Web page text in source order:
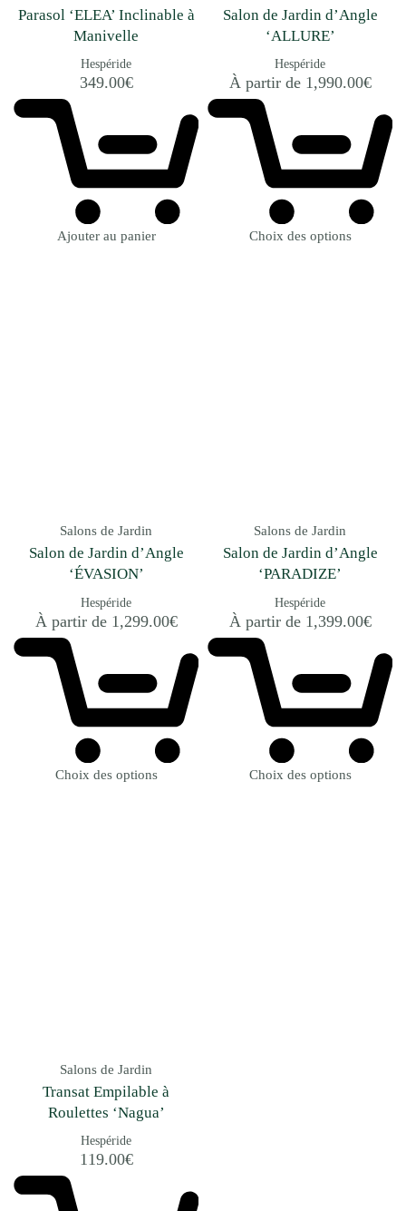
Parasol ‘ELEA’ Inclinable à
Manivelle
Hespéride
349.00€
Ajouter au panier
Salon de Jardin d’Angle
‘ALLURE’
Hespéride
À partir de 1,990.00€
Choix des options
Salons de Jardin
Salon de Jardin d’Angle
‘ÉVASION’
Hespéride
À partir de 1,299.00€
Choix des options
Salons de Jardin
Salon de Jardin d’Angle
‘PARADIZE’
Hespéride
À partir de 1,399.00€
Choix des options
Salons de Jardin
Transat Empilable à
Roulettes ‘Nagua’
Hespéride
119.00€